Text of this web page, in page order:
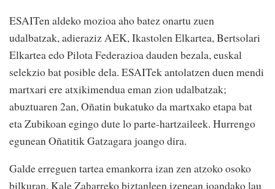
ESAITen aldeko mozioa aho batez onartu zuen
udalbatzak, adieraziz AEK, Ikastolen Elkartea, Bertsolari
Elkartea edo Pilota Federazioa dauden bezala, euskal
selekzio bat posible dela. ESAITek antolatzen duen mendi
martxari ere atxikimendua eman zion udalbatzak;
abuztuaren 2an, Oñatin bukatuko da martxako etapa bat
eta Zubikoan egingo dute lo parte-hartzaileek. Hurrengo
egunean Oñatitik Gatzagara joango dira.
Galde erreguen tartea emankorra izan zen atzoko osoko
bilkuran. Kale Zaharreko biztanleen izenean joandako lau